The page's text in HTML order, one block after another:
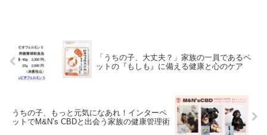
「うちの子、大丈夫？」家族の一員であるペ
ットの『もしも』に備える健康と心のケア
うちの子、もっと元気になあれ！インターペ
ットでM&N’s CBDと出会う家族の健康管理術